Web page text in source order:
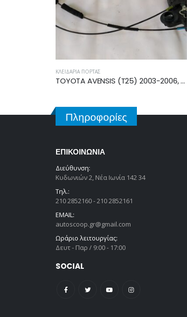
ΦΑΝΆΡΙΑ ΕΜΠΡΌΣ
TOYOTA YARIS 1999-2003 ΦΑΝΑΡΙ ΕΜΠΡΟΣ ΑΡΙΣΤΕΡΟ 81170-0D011
Πληροφορίες
ΕΠΙΚΟΙΝΩΝΊΑ
Διεύθυνση:
Κυδωνιών 2, Νέα Ιωνία 142 34
Τηλ.:
210 2852160 - 210 2852161
EMAIL:
autoscoop.gr@gmail.com
Ωράριο λειτουργίας:
Δευτ - Παρ / 9:00 - 17:00
SOCIAL